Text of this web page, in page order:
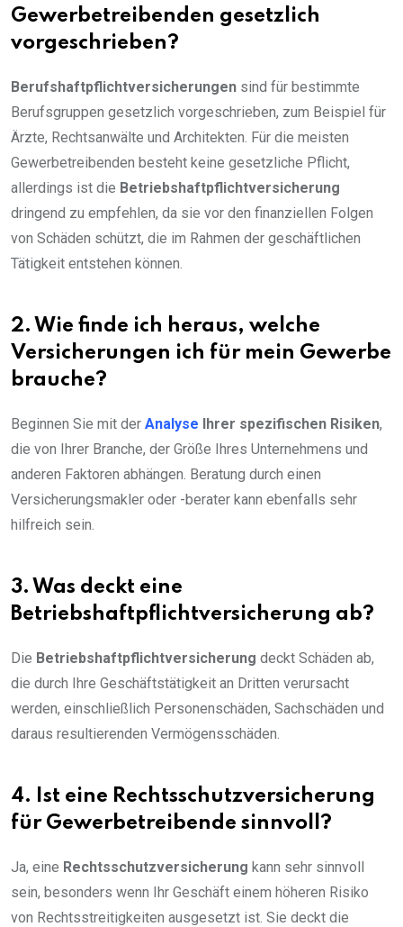
Gewerbetreibenden gesetzlich
vorgeschrieben?
Berufshaftpflichtversicherungen sind für bestimmte
Berufsgruppen gesetzlich vorgeschrieben, zum Beispiel für
Ärzte, Rechtsanwälte und Architekten. Für die meisten
Gewerbetreibenden besteht keine gesetzliche Pflicht,
allerdings ist die Betriebshaftpflichtversicherung
dringend zu empfehlen, da sie vor den finanziellen Folgen
von Schäden schützt, die im Rahmen der geschäftlichen
Tätigkeit entstehen können.
2. Wie finde ich heraus, welche
Versicherungen ich für mein Gewerbe
brauche?
Beginnen Sie mit der Analyse Ihrer spezifischen Risiken,
die von Ihrer Branche, der Größe Ihres Unternehmens und
anderen Faktoren abhängen. Beratung durch einen
Versicherungsmakler oder -berater kann ebenfalls sehr
hilfreich sein.
3. Was deckt eine
Betriebshaftpflichtversicherung ab?
Die Betriebshaftpflichtversicherung deckt Schäden ab,
die durch Ihre Geschäftstätigkeit an Dritten verursacht
werden, einschließlich Personenschäden, Sachschäden und
daraus resultierenden Vermögensschäden.
4. Ist eine Rechtsschutzversicherung
für Gewerbetreibende sinnvoll?
Ja, eine Rechtsschutzversicherung kann sehr sinnvoll
sein, besonders wenn Ihr Geschäft einem höheren Risiko
von Rechtsstreitigkeiten ausgesetzt ist. Sie deckt die